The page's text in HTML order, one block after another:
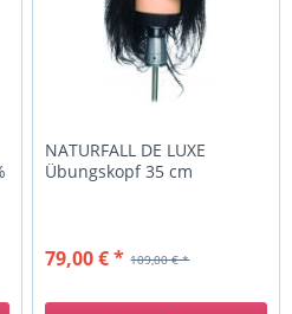
NATURFALL DE LUXE
Übungskopf 35 cm
109,00 € *
79,00 € *